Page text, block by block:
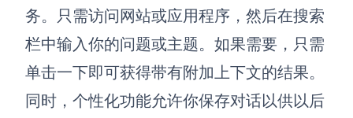
务。只需访问网站或应用程序，然后在搜索
栏中输入你的问题或主题。如果需要，只需
单击一下即可获得带有附加上下文的结果。
同时，个性化功能允许你保存对话以供以后